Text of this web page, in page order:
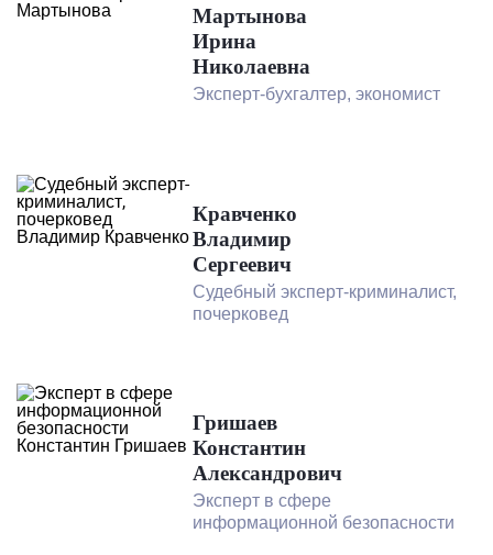
Мартынова
Ирина
Николаевна
Эксперт-бухгалтер, экономист
Кравченко
Владимир
Сергеевич
Судебный эксперт-криминалист,
почерковед
Гришаев
Константин
Александрович
Эксперт в сфере
информационной безопасности